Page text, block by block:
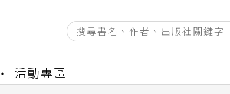
活動專區